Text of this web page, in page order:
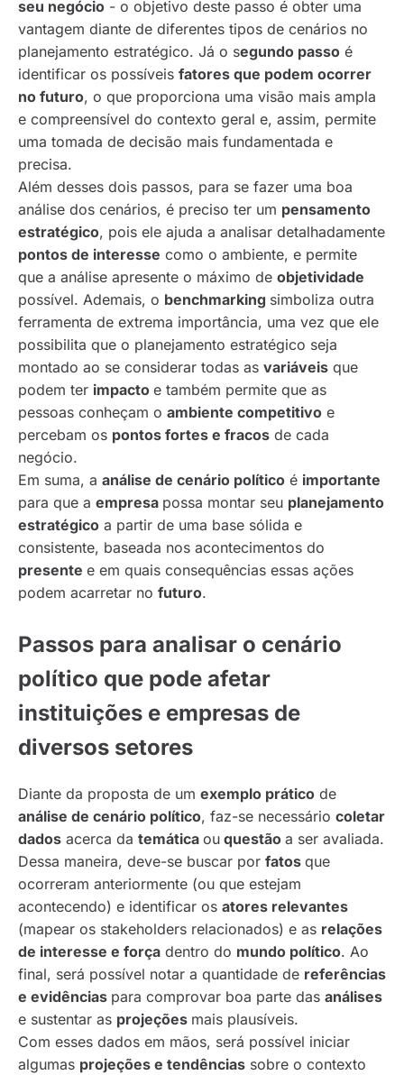
seu negócio - o objetivo deste passo é obter uma
vantagem diante de diferentes tipos de cenários no
planejamento estratégico. Já o segundo passo é
identificar os possíveis fatores que podem ocorrer
no futuro, o que proporciona uma visão mais ampla
e compreensível do contexto geral e, assim, permite
uma tomada de decisão mais fundamentada e
precisa.
Além desses dois passos, para se fazer uma boa
análise dos cenários, é preciso ter um pensamento
estratégico, pois ele ajuda a analisar detalhadamente
pontos de interesse como o ambiente, e permite
que a análise apresente o máximo de objetividade
possível. Ademais, o benchmarking simboliza outra
ferramenta de extrema importância, uma vez que ele
possibilita que o planejamento estratégico seja
montado ao se considerar todas as variáveis que
podem ter impacto e também permite que as
pessoas conheçam o ambiente competitivo e
percebam os pontos fortes e fracos de cada
negócio.
Em suma, a análise de cenário político é importante
para que a empresa possa montar seu planejamento
estratégico a partir de uma base sólida e
consistente, baseada nos acontecimentos do
presente e em quais consequências essas ações
podem acarretar no futuro.
Passos para analisar o cenário
político que pode afetar
instituições e empresas de
diversos setores
Diante da proposta de um exemplo prático de
análise de cenário político, faz-se necessário coletar
dados acerca da temática ou questão a ser avaliada.
Dessa maneira, deve-se buscar por fatos que
ocorreram anteriormente (ou que estejam
acontecendo) e identificar os atores relevantes
(mapear os stakeholders relacionados) e as relações
de interesse e força dentro do mundo político. Ao
final, será possível notar a quantidade de referências
e evidências para comprovar boa parte das análises
e sustentar as projeções mais plausíveis.
Com esses dados em mãos, será possível iniciar
algumas projeções e tendências sobre o contexto